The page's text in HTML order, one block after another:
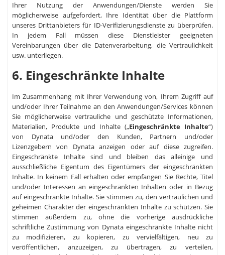
Ihrer Nutzung der Anwendungen/Dienste werden Sie
möglicherweise aufgefordert, Ihre Identität über die Plattform
unseres Drittanbieters für ID-Verifizierungsdienste zu überprüfen.
In jedem Fall müssen diese Dienstleister geeigneten
Vereinbarungen über die Datenverarbeitung, die Vertraulichkeit
usw. unterliegen.
6. Eingeschränkte Inhalte
Im Zusammenhang mit Ihrer Verwendung von, Ihrem Zugriff auf
und/oder Ihrer Teilnahme an den Anwendungen/Services können
Sie möglicherweise vertrauliche und geschützte Informationen,
Materialien, Produkte und Inhalte („Eingeschränkte Inhalte“)
von Dynata und/oder den Kunden, Partnern und/oder
Lizenzgebern von Dynata anzeigen oder auf diese zugreifen.
Eingeschränkte Inhalte sind und bleiben das alleinige und
ausschließliche Eigentum des Eigentümers der eingeschränkten
Inhalte. In keinem Fall erhalten oder empfangen Sie Rechte, Titel
und/oder Interessen an eingeschränkten Inhalten oder in Bezug
auf eingeschränkte Inhalte. Sie stimmen zu, den vertraulichen und
geheimen Charakter der eingeschränkten Inhalte zu schützen. Sie
stimmen außerdem zu, ohne die vorherige ausdrückliche
schriftliche Zustimmung von Dynata eingeschränkte Inhalte nicht
zu modifizieren, zu kopieren, zu vervielfältigen, neu zu
veröffentlichen, anzuzeigen, zu übertragen, zu verteilen,